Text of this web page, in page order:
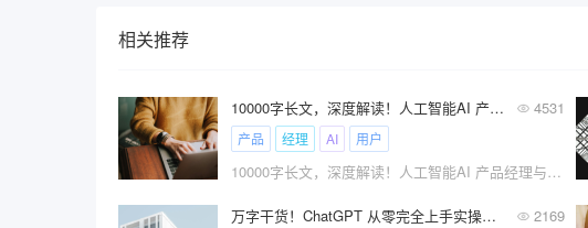
相关推荐
10000字长文，深度解读！人工智能AI 产品经理与传统产品经理工作到底有什么不同？ 4531
产品 经理 AI 用户
10000字长文，深度解读！人工智能AI 产品经理与传统产品经理工作到底有什么不同？
万字干货！ChatGPT 从零完全上手实操指南！ 2169